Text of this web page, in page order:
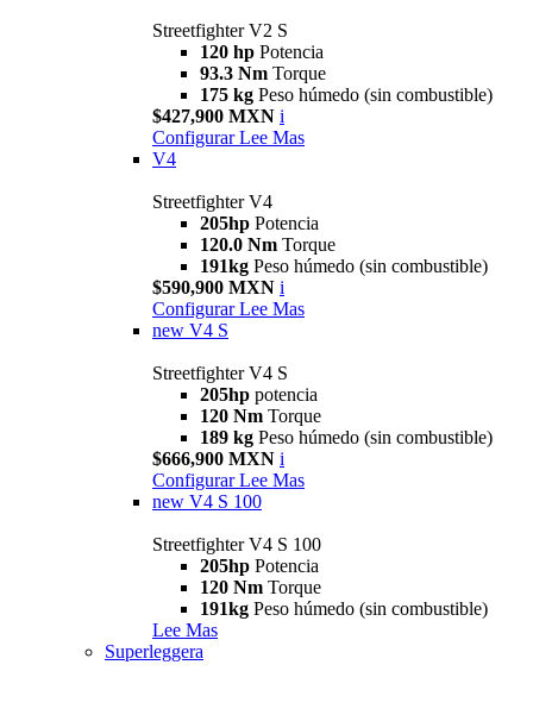
Streetfighter V2 S
120 hp Potencia
93.3 Nm Torque
175 kg Peso húmedo (sin combustible)
$427,900 MXN i
Configurar Lee Mas
V4
Streetfighter V4
205hp Potencia
120.0 Nm Torque
191kg Peso húmedo (sin combustible)
$590,900 MXN i
Configurar Lee Mas
new V4 S
Streetfighter V4 S
205hp potencia
120 Nm Torque
189 kg Peso húmedo (sin combustible)
$666,900 MXN i
Configurar Lee Mas
new V4 S 100
Streetfighter V4 S 100
205hp Potencia
120 Nm Torque
191kg Peso húmedo (sin combustible)
Lee Mas
Superleggera